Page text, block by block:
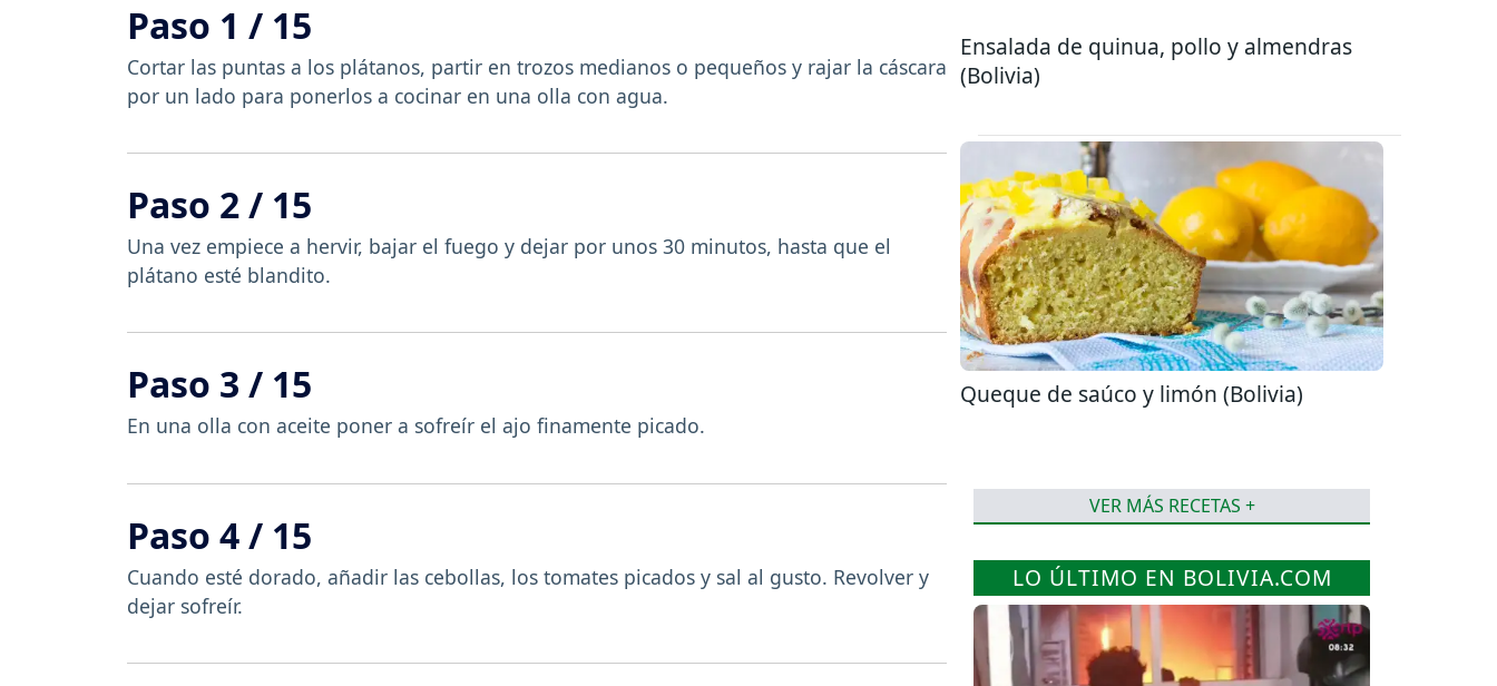
Paso 1 / 15
Cortar las puntas a los plátanos, partir en trozos medianos o pequeños y rajar la cáscara
por un lado para ponerlos a cocinar en una olla con agua.
Paso 2 / 15
Una vez empiece a hervir, bajar el fuego y dejar por unos 30 minutos, hasta que el
plátano esté blandito.
Paso 3 / 15
En una olla con aceite poner a sofreír el ajo finamente picado.
Paso 4 / 15
Cuando esté dorado, añadir las cebollas, los tomates picados y sal al gusto. Revolver y
dejar sofreír.
Ensalada de quinua, pollo y almendras
(Bolivia)
Queque de saúco y limón (Bolivia)
VER MÁS RECETAS +
LO ÚLTIMO EN BOLIVIA.COM